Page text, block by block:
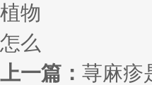
植物
怎么
上一篇： 荨麻疹